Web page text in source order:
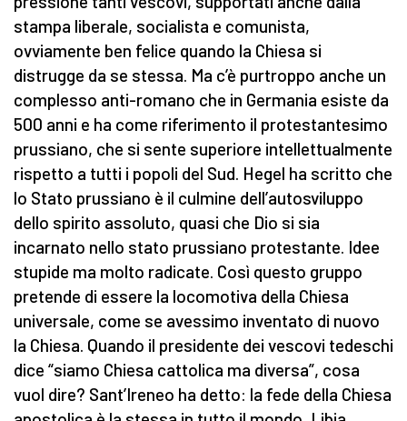
stampa liberale, socialista e comunista,
ovviamente ben felice quando la Chiesa si
distrugge da se stessa. Ma c’è purtroppo anche un
complesso anti-romano che in Germania esiste da
500 anni e ha come riferimento il protestantesimo
prussiano, che si sente superiore intellettualmente
rispetto a tutti i popoli del Sud. Hegel ha scritto che
lo Stato prussiano è il culmine dell’autosviluppo
dello spirito assoluto, quasi che Dio si sia
incarnato nello stato prussiano protestante. Idee
stupide ma molto radicate. Così questo gruppo
pretende di essere la locomotiva della Chiesa
universale, come se avessimo inventato di nuovo
la Chiesa. Quando il presidente dei vescovi tedeschi
dice “siamo Chiesa cattolica ma diversa”, cosa
vuol dire? Sant’Ireneo ha detto: la fede della Chiesa